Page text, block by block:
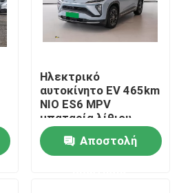
Ηλεκτρικό
αυτοκίνητο EV 465km
NIO ES6 MPV
μπαταρία λίθιου
υψηλής επίδοσης 5
καθισμάτωνΑποστολή